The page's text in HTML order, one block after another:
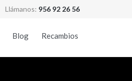
Llámanos: 956 92 26 56
content
Blog Recambios